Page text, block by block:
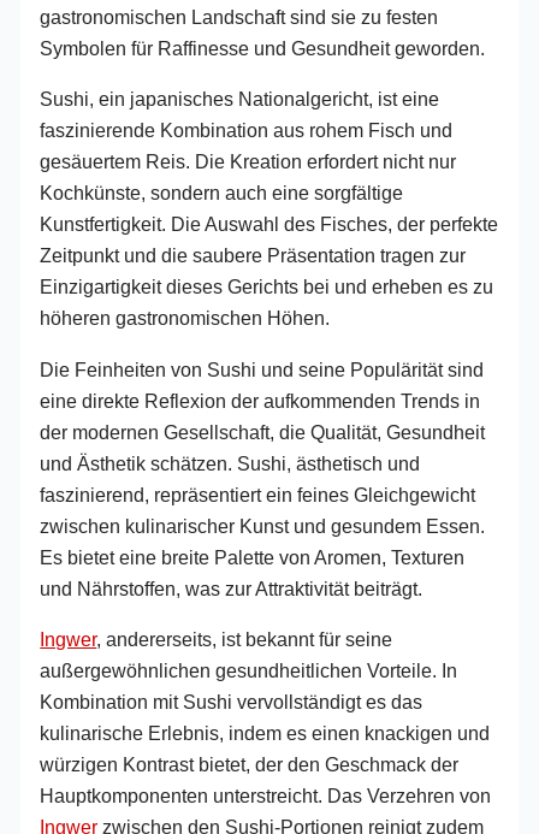
gastronomischen Landschaft sind sie zu festen
Symbolen für Raffinesse und Gesundheit geworden.
Sushi, ein japanisches Nationalgericht, ist eine
faszinierende Kombination aus rohem Fisch und
gesäuertem Reis. Die Kreation erfordert nicht nur
Kochkünste, sondern auch eine sorgfältige
Kunstfertigkeit. Die Auswahl des Fisches, der perfekte
Zeitpunkt und die saubere Präsentation tragen zur
Einzigartigkeit dieses Gerichts bei und erheben es zu
höheren gastronomischen Höhen.
Die Feinheiten von Sushi und seine Populärität sind
eine direkte Reflexion der aufkommenden Trends in
der modernen Gesellschaft, die Qualität, Gesundheit
und Ästhetik schätzen. Sushi, ästhetisch und
faszinierend, repräsentiert ein feines Gleichgewicht
zwischen kulinarischer Kunst und gesundem Essen.
Es bietet eine breite Palette von Aromen, Texturen
und Nährstoffen, was zur Attraktivität beiträgt.
Ingwer, andererseits, ist bekannt für seine
außergewöhnlichen gesundheitlichen Vorteile. In
Kombination mit Sushi vervollständigt es das
kulinarische Erlebnis, indem es einen knackigen und
würzigen Kontrast bietet, der den Geschmack der
Hauptkomponenten unterstreicht. Das Verzehren von
Ingwer zwischen den Sushi-Portionen reinigt zudem